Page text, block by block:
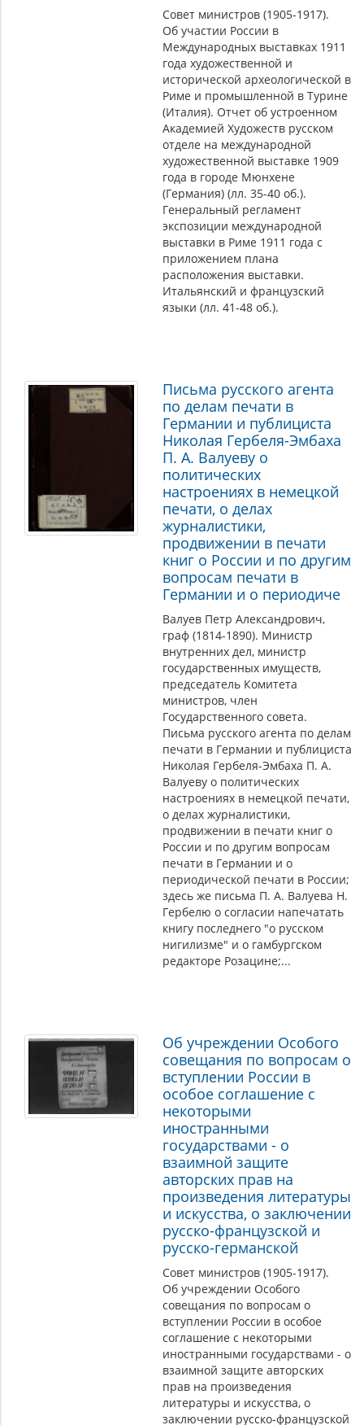
Совет министров (1905-1917).
Об участии России в
Международных выставках 1911
года художественной и
исторической археологической в
Риме и промышленной в Турине
(Италия). Отчет об устроенном
Академией Художеств русском
отделе на международной
художественной выставке 1909
года в городе Мюнхене
(Германия) (лл. 35-40 об.).
Генеральный регламент
экспозиции международной
выставки в Риме 1911 года с
приложением плана
расположения выставки.
Итальянский и французский
языки (лл. 41-48 об.).
Письма русского агента
по делам печати в
Германии и публициста
Николая Гербеля-Эмбаха
П. А. Валуеву о
политических
настроениях в немецкой
печати, о делах
журналистики,
продвижении в печати
книг о России и по другим
вопросам печати в
Германии и о периодиче
Валуев Петр Александрович,
граф (1814-1890). Министр
внутренних дел, министр
государственных имуществ,
председатель Комитета
министров, член
Государственного совета.
Письма русского агента по делам
печати в Германии и публициста
Николая Гербеля-Эмбаха П. А.
Валуеву о политических
настроениях в немецкой печати,
о делах журналистики,
продвижении в печати книг о
России и по другим вопросам
печати в Германии и о
периодической печати в России;
здесь же письма П. А. Валуева Н.
Гербелю о согласии напечатать
книгу последнего "о русском
нигилизме" и о гамбургском
редакторе Розацине;...
Об учреждении Особого
совещания по вопросам о
вступлении России в
особое соглашение с
некоторыми
иностранными
государствами - о
взаимной защите
авторских прав на
произведения литературы
и искусства, о заключении
русско-французской и
русско-германской
Совет министров (1905-1917).
Об учреждении Особого
совещания по вопросам о
вступлении России в особое
соглашение с некоторыми
иностранными государствами - о
взаимной защите авторских
прав на произведения
литературы и искусства, о
заключении русско-французской